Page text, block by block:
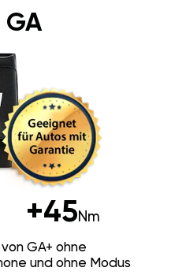
GA
+45Nm
GA+ ohne
und ohne Modus